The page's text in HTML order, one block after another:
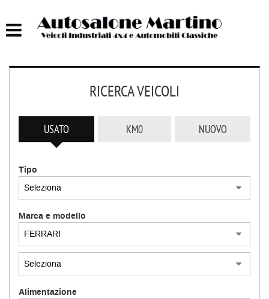
ACQUISTIAMO USATO
ASSISTENZA
CONTATTI
RICERCA VEICOLI
USATO KM0 NUOVO
Tipo
Marca e modello
Alimentazione